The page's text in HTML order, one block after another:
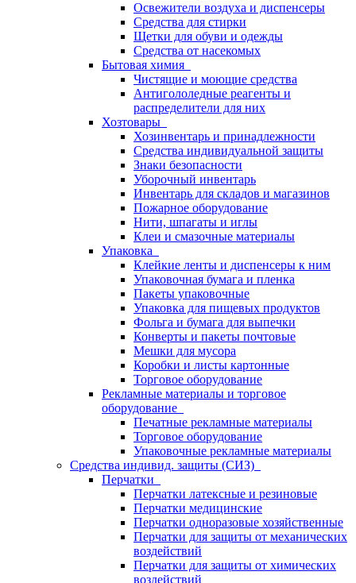
Освежители воздуха и диспенсеры
Средства для стирки
Щетки для обуви и одежды
Средства от насекомых
Бытовая химия
Чистящие и моющие средства
Антигололедные реагенты и
распределители для них
Хозтовары
Хозинвентарь и принадлежности
Средства индивидуальной защиты
Знаки безопасности
Уборочный инвентарь
Инвентарь для складов и магазинов
Пожарное оборудование
Нити, шпагаты и иглы
Клеи и смазочные материалы
Упаковка
Клейкие ленты и диспенсеры к ним
Упаковочная бумага и пленка
Пакеты упаковочные
Упаковка для пищевых продуктов
Фольга и бумага для выпечки
Конверты и пакеты почтовые
Мешки для мусора
Коробки и листы картонные
Торговое оборудование
Рекламные материалы и торговое
оборудование
Печатные рекламные материалы
Торговое оборудование
Упаковочные рекламные материалы
Средства индивид. защиты (СИЗ)
Перчатки
Перчатки латексные и резиновые
Перчатки медицинские
Перчатки одноразовые хозяйственные
Перчатки для защиты от механических
воздействий
Перчатки для защиты от химических
воздействий